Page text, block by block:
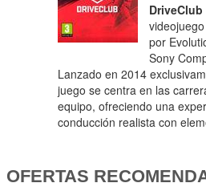
DriveClub
por
Sony
Lanzado en 2014
juego se centra en las
equipo, ofreciendo una
conducción realista con
OFERTAS